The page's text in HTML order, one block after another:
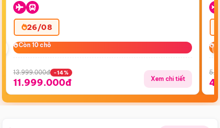
26/08
Còn 10 chỗ
Còn 10 chỗ
13.999.000đ -14%
11.999.000đ Xem chi tiết